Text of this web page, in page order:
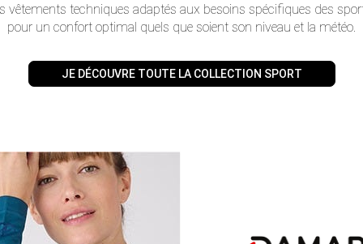
vêtements techniques adaptés aux besoins spécifiques des
pour un confort optimal quels que soient son niveau et la météo.
JE DÉCOUVRE TOUTE LA COLLECTION SPORT